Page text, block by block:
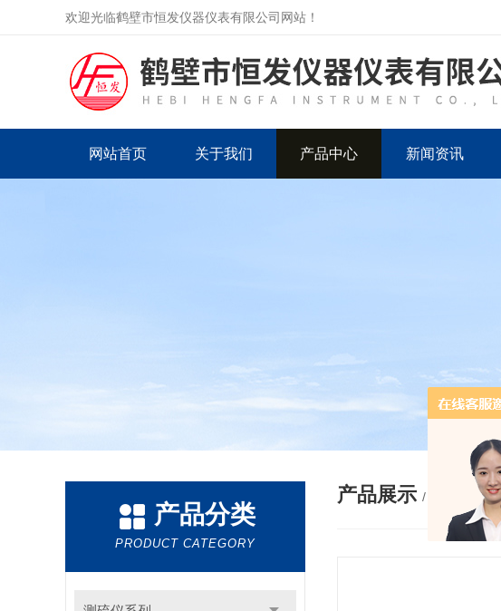
欢迎光临鹤壁市恒发仪器仪表有限公司网站！
网站首页 关于我们 产品中心 新闻资讯
产品分类
PRODUCT CATEGORY
产品展示 / PRODUCTS